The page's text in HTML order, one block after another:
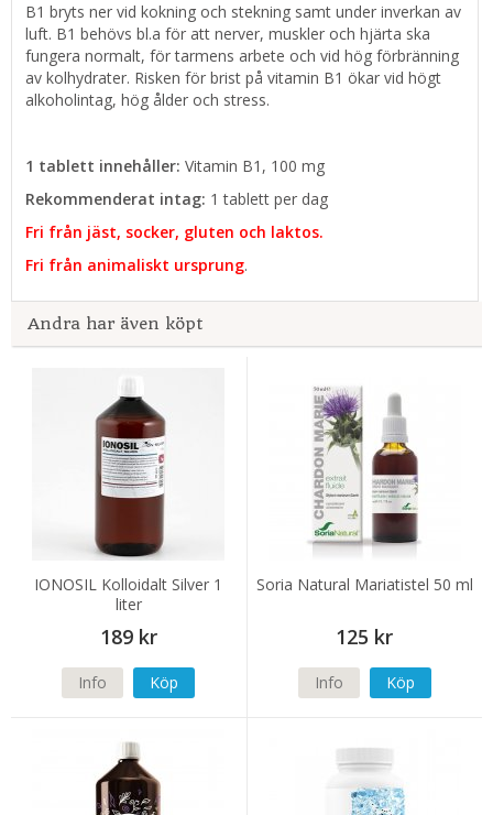
B1 bryts ner vid kokning och stekning samt under inverkan av
luft. B1 behövs bl.a för att nerver, muskler och hjärta ska
fungera normalt, för tarmens arbete och vid hög förbränning
av kolhydrater. Risken för brist på vitamin B1 ökar vid högt
alkoholintag, hög ålder och stress.
1 tablett innehåller: Vitamin B1, 100 mg
Rekommenderat intag: 1 tablett per dag
Fri från jäst, socker, gluten och laktos.
Fri från animaliskt ursprung.
Andra har även köpt
IONOSIL Kolloidalt Silver 1
liter
189 kr
Info Köp
Soria Natural Mariatistel 50 ml
125 kr
Info Köp